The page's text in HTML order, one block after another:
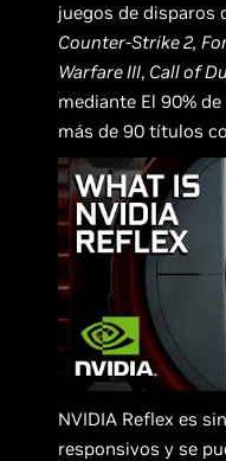
juegos de disparos
Counter-Strike 2,
Warfare III, Call of
mediante El 90%
más de 90 títulos
NVIDIA Reflex es
responsivos y se